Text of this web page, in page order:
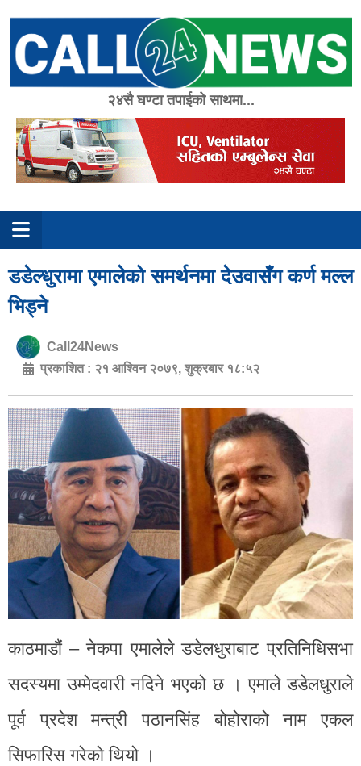
content
२४सै घण्टा तपाईको साथमा...
डडेल्धुरामा एमालेको समर्थनमा देउवासँग कर्ण मल्ल
भिड्ने
Call24News
प्रकाशित : २१ आश्विन २०७९, शुक्रबार १८:५२
काठमाडौं – नेकपा एमालेले डडेलधुराबाट प्रतिनिधिसभा
सदस्यमा उम्मेदवारी नदिने भएको छ । एमाले डडेलधुराले
पूर्व प्रदेश मन्त्री पठानसिंह बोहोराको नाम एकल
सिफारिस गरेको थियो ।